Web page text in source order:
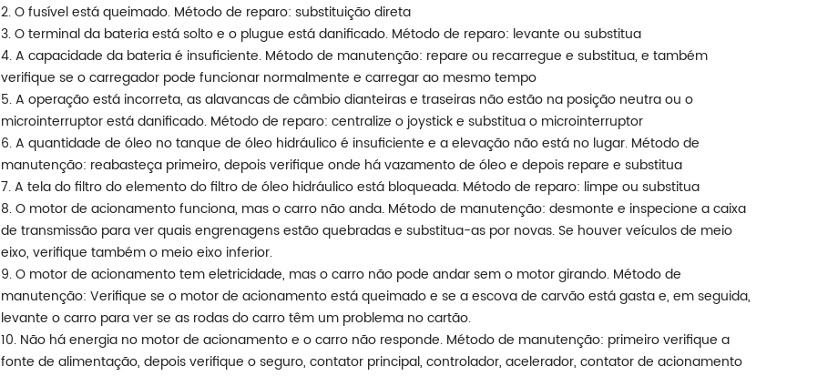
2. O fusível está queimado. Método de reparo: substituição direta
3. O terminal da bateria está solto e o plugue está danificado. Método de reparo: levante ou substitua
4. A capacidade da bateria é insuficiente. Método de manutenção: repare ou recarregue e substitua, e também
verifique se o carregador pode funcionar normalmente e carregar ao mesmo tempo
5. A operação está incorreta, as alavancas de câmbio dianteiras e traseiras não estão na posição neutra ou o
microinterruptor está danificado. Método de reparo: centralize o joystick e substitua o microinterruptor
6. A quantidade de óleo no tanque de óleo hidráulico é insuficiente e a elevação não está no lugar. Método de
manutenção: reabasteça primeiro, depois verifique onde há vazamento de óleo e depois repare e substitua
7. A tela do filtro do elemento do filtro de óleo hidráulico está bloqueada. Método de reparo: limpe ou substitua
8. O motor de acionamento funciona, mas o carro não anda. Método de manutenção: desmonte e inspecione a caixa
de transmissão para ver quais engrenagens estão quebradas e substitua-as por novas. Se houver veículos de meio
eixo, verifique também o meio eixo inferior.
9. O motor de acionamento tem eletricidade, mas o carro não pode andar sem o motor girando. Método de
manutenção: Verifique se o motor de acionamento está queimado e se a escova de carvão está gasta e, em seguida,
levante o carro para ver se as rodas do carro têm um problema no cartão.
10. Não há energia no motor de acionamento e o carro não responde. Método de manutenção: primeiro verifique a
fonte de alimentação, depois verifique o seguro, contator principal, controlador, acelerador, contator de acionamento